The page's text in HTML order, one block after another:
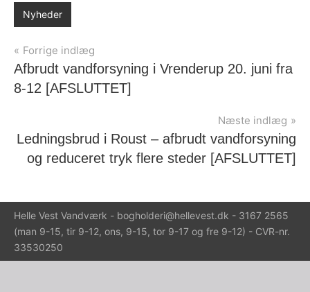
Nyheder
Indlægsnavigation
Forrige indlæg
Afbrudt vandforsyning i Vrenderup 20. juni fra
8-12 [AFSLUTTET]
Næste indlæg
Ledningsbrud i Roust – afbrudt vandforsyning
og reduceret tryk flere steder [AFSLUTTET]
Helle Vest Vandværk - bogholderi@hellevest.dk - 3167 2565
(man 9-15, tir 9-12, ons, 9-15, tor 9-17 og fre 9-12) - CVR-nr.
33530250